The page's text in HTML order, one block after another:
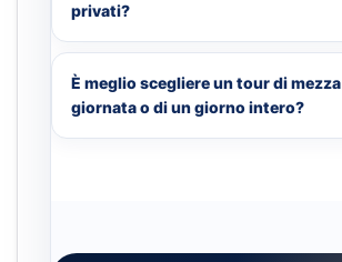
privati?
È meglio scegliere un tour di mezza
giornata o di un giorno intero?